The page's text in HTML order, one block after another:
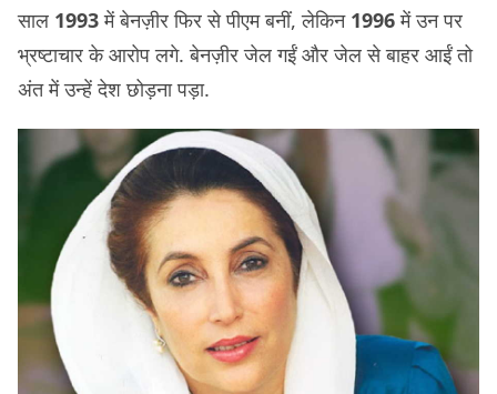
साल 1993में बेनज़ीर फिर से पीएम बनीं, लेकिन 1996में उन पर
भ्रष्टाचार के आरोप लगे. बेनज़ीर जेल गईं और जेल से बाहर आईं तो
अंत में उन्हें देश छोड़ना पड़ा.